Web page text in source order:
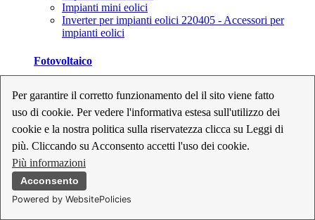
Per garantire il corretto funzionamento del il sito viene fatto
uso di cookie. Per vedere l'informativa estesa sull'utilizzo dei
cookie e la nostra politica sulla riservatezza clicca su Leggi di
più. Cliccando su Acconsento accetti l'uso dei cookie.
Più informazioni
Acconsento
Powered by WebsitePolicies
Impianti mini eolici
Inverter per impianti eolici 220405 - Accessori per
impianti eolici
Fotovoltaico
Inverter per impianti fotovoltaici
Kit per impianti fotovoltaici
Moduli fotovoltaici
Sistemi di monitoraggio per impianti fotovoltaici
Strumenti di collaudo e configurazione per impianti
fotovoltaici
Supporti per impianti fotovoltaici
Geotermia